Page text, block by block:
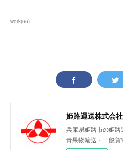
work(66)
姫路運送株式会社
兵庫県姫路市の姫路
青果物輸送・一般貨